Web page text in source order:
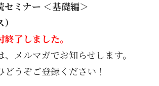
セミナー ＜基礎編＞
）
了しました。
メルマガでお知らせします。
どうぞご登録ください！